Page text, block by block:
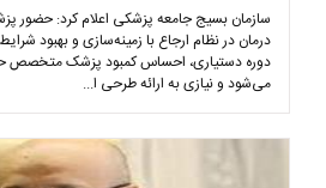
سازمان بسیج جامعه پزشکی اعلام کرد: حضور
درمان در نظام ارجاع با زمینه‌سازی و بهبود
می‌شود و نیازی به ارائه طرحی ا...